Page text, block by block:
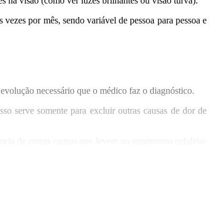
por mês, sendo variável de pessoa para pessoa e
necessário que o médico faz o diagnóstico.
serve somente para excluir outras causas de dor de
de outras causas que levem ao surgimento cefaleias